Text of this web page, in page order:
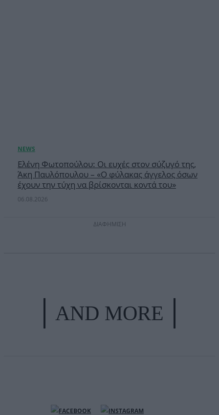
Ελένη Φωτοπούλου: Οι ευχές στον σύζυγό της,
Άκη Παυλόπουλου – «Ο φύλακας άγγελος όσων
έχουν την τύχη να βρίσκονται κοντά του»
06.08.2026
ΔΙΑΦΗΜΙΣΗ
AND MORE